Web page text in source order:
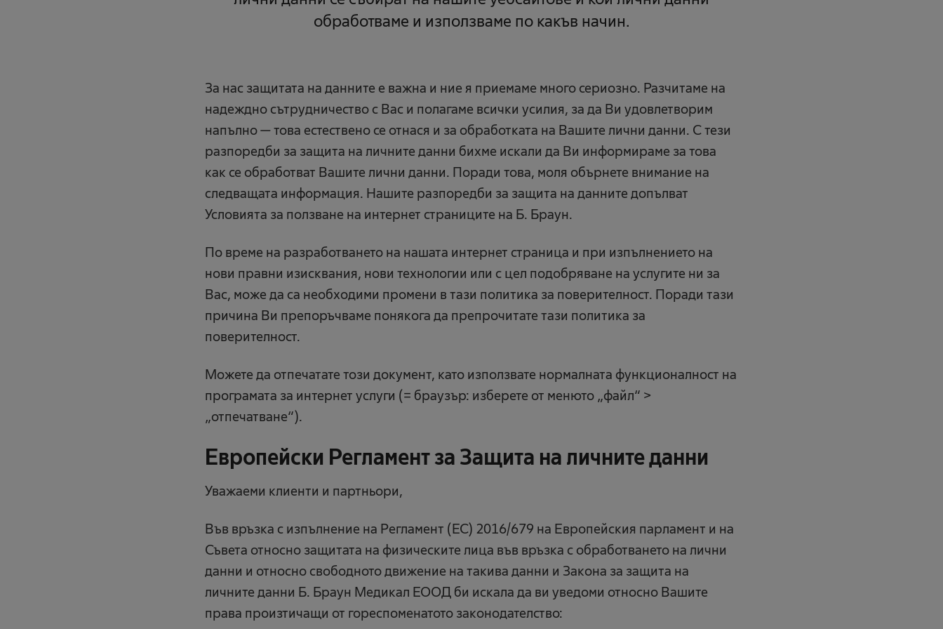
обработваме и използваме по какъв начин.
За нас защитата на данните е важна и ние я приемаме много сериозно. Разчитаме на
надеждно сътрудничество с Вас и полагаме всички усилия, за да Ви удовлетворим
напълно — това естествено се отнася и за обработката на Вашите лични данни. С тези
разпоредби за защита на личните данни бихме искали да Ви информираме за това
как се обработват Вашите лични данни. Поради това, моля обърнете внимание на
следващата информация. Нашите разпоредби за защита на данните допълват
Условията за ползване на интернет страниците на Б. Браун.
По време на разработването на нашата интернет страница и при изпълнението на
нови правни изисквания, нови технологии или с цел подобряване на услугите ни за
Вас, може да са необходими промени в тази политика за поверителност. Поради тази
причина Ви препоръчваме понякога да препрочитате тази политика за
поверителност.
Можете да отпечатате този документ, като използвате нормалната функционалност на
програмата за интернет услуги (= браузър: изберете от менюто „файл“ >
„отпечатване“).
Европейски Регламент за Защита на личните данни
Уважаеми клиенти и партньори,
Във връзка с изпълнение на Регламент (ЕС) 2016/679 на Европейския парламент и на
Съвета относно защитата на физическите лица във връзка с обработването на лични
данни и относно свободното движение на такива данни и Закона за защита на
личните данни Б. Браун Медикал ЕООД би искала да ви уведоми относно Вашите
права произтичащи от гореспоменатото законодателство: